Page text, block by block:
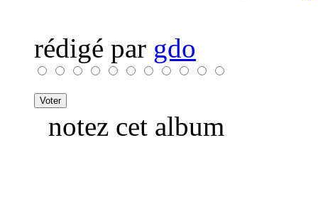
rédigé par gdo
notez cet album